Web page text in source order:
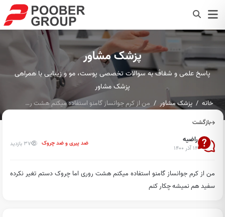
پزشک مشاور
پاسخ علمی و شفاف به سوالات تخصصی پوست، مو و زیبایی با همراهی
پزشک مشاور
خانه پزشک مشاور من از کرم جوانساز گامنو استفاده میکنم هشت روری اما چروک دستم...
بازگشت
راضیه
۱۴ آذر ۱۴۰۰
ضد پیری و ضد چروک 37 بازدید
من از کرم جوانساز گامنو استفاده میکنم هشت روری اما چروک دستم تغیر نکرده
سفید هم نمیشه چکار کنم